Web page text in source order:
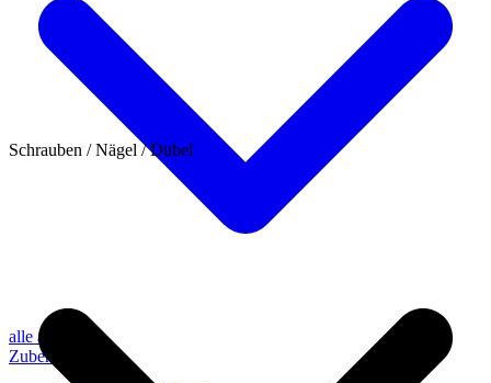
alle anzeigen
Zubehör
Schrauben / Nägel / Dübel